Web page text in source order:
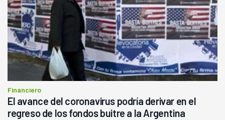
Financiero
El avance del coronavirus podría derivar en el
regreso de los fondos buitre a la Argentina